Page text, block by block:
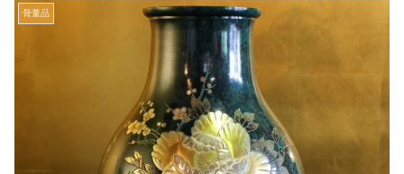
骨董品